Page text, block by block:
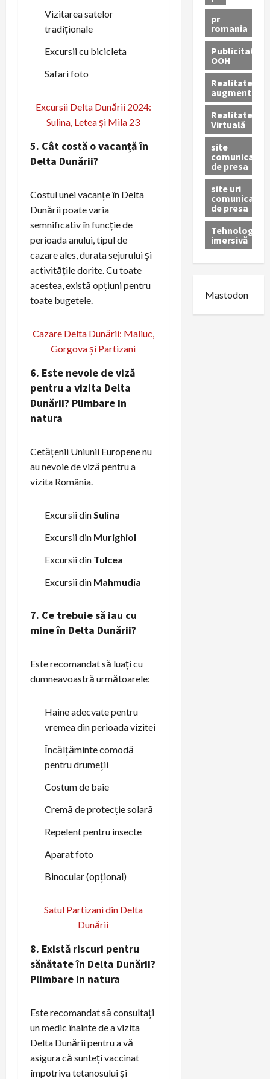
Vizitarea satelor
tradiționale
Excursii cu bicicleta
Safari foto
Excursii Delta Dunării 2024:
Sulina, Letea și Mila 23
5. Cât costă o vacanță în
Delta Dunării?
Costul unei vacanțe în Delta
Dunării poate varia
semnificativ în funcție de
perioada anului, tipul de
cazare ales, durata sejurului și
activitățile dorite. Cu toate
acestea, există opțiuni pentru
toate bugetele.
Cazare Delta Dunării: Maliuc,
Gorgova și Partizani
6. Este nevoie de viză
pentru a vizita Delta
Dunării? Plimbare in
natura
Cetățenii Uniunii Europene nu
au nevoie de viză pentru a
vizita România.
Excursii din Sulina
Excursii din Murighiol
Excursii din Tulcea
Excursii din Mahmudia
7. Ce trebuie să iau cu
mine în Delta Dunării?
Este recomandat să luați cu
dumneavoastră următoarele:
Haine adecvate pentru
vremea din perioada vizitei
Încălțăminte comodă
pentru drumeții
Costum de baie
Cremă de protecție solară
Repelent pentru insecte
Aparat foto
Binocular (opțional)
Satul Partizani din Delta
Dunării
8. Există riscuri pentru
sănătate în Delta Dunării?
Plimbare in natura
Este recomandat să consultați
un medic înainte de a vizita
Delta Dunării pentru a vă
asigura că sunteți vaccinat
împotriva tetanosului și
pr
romania
Publicitate
OOH
Realitatea
augmentată
Realitatea
Virtuală
site
comunicate
de presa
site uri
comunicate
de presa
Tehnologie
imersivă
Mastodon